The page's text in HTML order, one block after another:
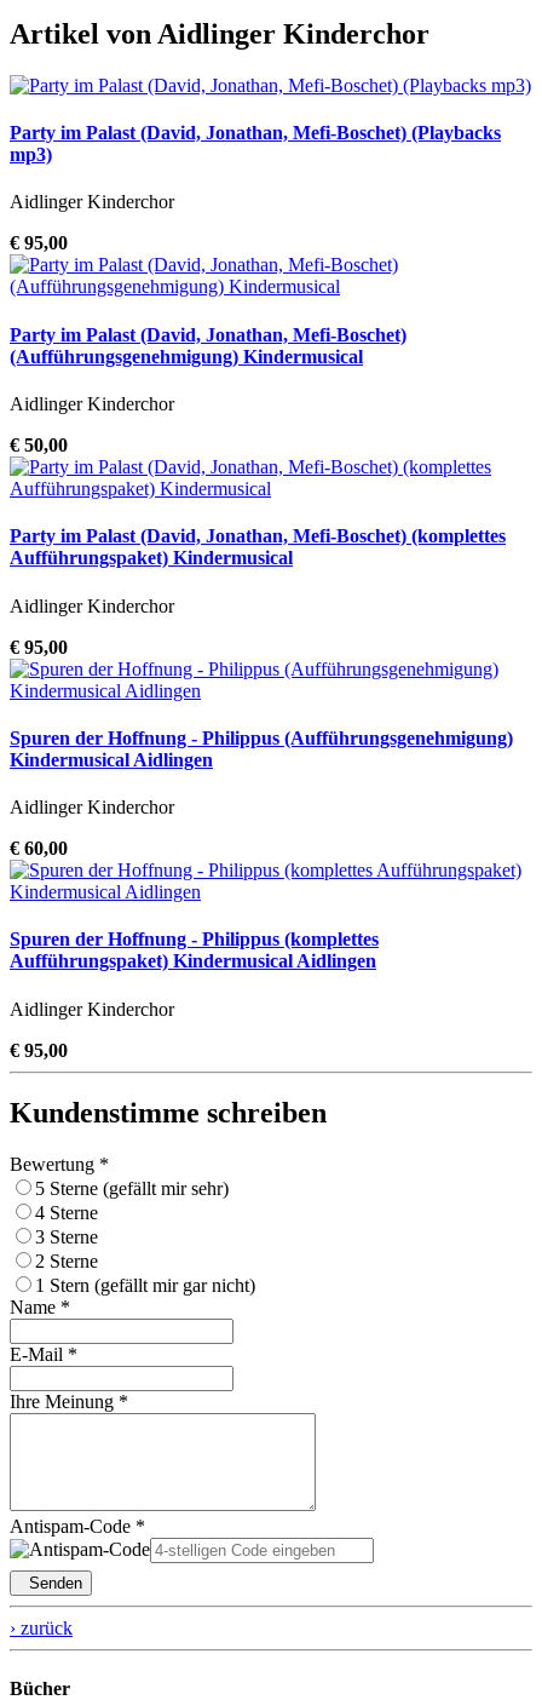
Artikel von Aidlinger Kinderchor
Party im Palast (David, Jonathan, Mefi-Boschet) (Playbacks
mp3)
Aidlinger Kinderchor
€ 95,00
Party im Palast (David, Jonathan, Mefi-Boschet)
(Aufführungsgenehmigung) Kindermusical
Aidlinger Kinderchor
€ 50,00
Party im Palast (David, Jonathan, Mefi-Boschet) (komplettes
Aufführungspaket) Kindermusical
Aidlinger Kinderchor
€ 95,00
Spuren der Hoffnung - Philippus (Aufführungsgenehmigung)
Kindermusical Aidlingen
Aidlinger Kinderchor
€ 60,00
Spuren der Hoffnung - Philippus (komplettes
Aufführungspaket) Kindermusical Aidlingen
Aidlinger Kinderchor
€ 95,00
Kundenstimme schreiben
Bewertung *
5 Sterne (gefällt mir sehr)
4 Sterne
3 Sterne
2 Sterne
1 Stern (gefällt mir gar nicht)
Name *
E-Mail *
Ihre Meinung *
Antispam-Code *
Senden
› zurück
Bücher